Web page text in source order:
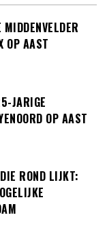
OP AAST
JARIGE
OP AAST
ROND LIJKT: